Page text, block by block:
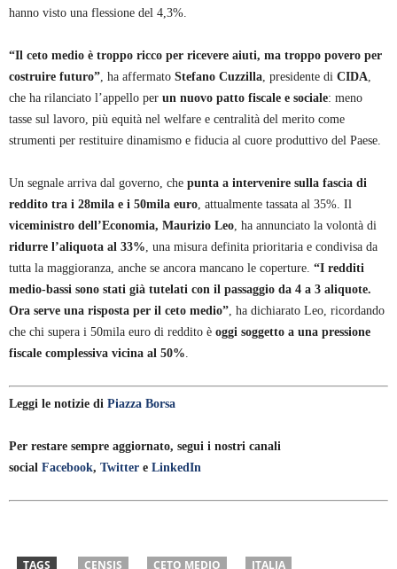
hanno visto una flessione del 4,3%.
“Il ceto medio è troppo ricco per ricevere aiuti, ma troppo povero per
costruire futuro”, ha affermato Stefano Cuzzilla, presidente di CIDA,
che ha rilanciato l’appello per un nuovo patto fiscale e sociale: meno
tasse sul lavoro, più equità nel welfare e centralità del merito come
strumenti per restituire dinamismo e fiducia al cuore produttivo del Paese.
Un segnale arriva dal governo, che punta a intervenire sulla fascia di
reddito tra i 28mila e i 50mila euro, attualmente tassata al 35%. Il
viceministro dell’Economia, Maurizio Leo, ha annunciato la volontà di
ridurre l’aliquota al 33%, una misura definita prioritaria e condivisa da
tutta la maggioranza, anche se ancora mancano le coperture. “I redditi
medio-bassi sono stati già tutelati con il passaggio da 4 a 3 aliquote.
Ora serve una risposta per il ceto medio”, ha dichiarato Leo, ricordando
che chi supera i 50mila euro di reddito è oggi soggetto a una pressione
fiscale complessiva vicina al 50%.
Leggi le notizie di Piazza Borsa
Per restare sempre aggiornato, segui i nostri canali
social Facebook, Twitter e LinkedIn
TAGS CENSIS CETO MEDIO ITALIA